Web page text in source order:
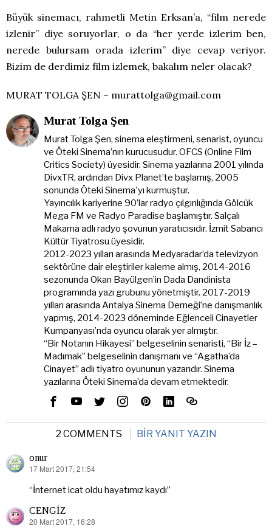
Büyük sinemacı, rahmetli Metin Erksan’a, “film nerede
izlenir” diye soruyorlar, o da “her yerde izlerim ben,
nerede bulursam orada izlerim” diye cevap veriyor.
Bizim de derdimiz film izlemek, bakalım neler olacak?
MURAT TOLGA ŞEN – murattolga@gmail.com
Murat Tolga Şen
Murat Tolga Şen, sinema eleştirmeni, senarist, oyuncu
ve Öteki Sinema’nın kurucusudur. OFCS (Online Film
Critics Society) üyesidir. Sinema yazılarına 2001 yılında
DivxTR, ardından Divx Planet’te başlamış, 2005
sonunda Öteki Sinema'yı kurmuştur.
Yayıncılık kariyerine 90’lar radyo çılgınlığında Gölcük
Mega FM ve Radyo Paradise başlamıştır. Salçalı
Makarna adlı radyo şovunun yaratıcısıdır. İzmit Sabancı
Kültür Tiyatrosu üyesidir.
2012-2023 yılları arasında Medyaradar’da televizyon
sektörüne dair eleştiriler kaleme almış, 2014-2016
sezonunda Okan Bayülgen’in Dada Dandinista
programında yazı grubunu yönetmiştir. 2017-2019
yılları arasında Antalya Sinema Derneği’ne danışmanlık
yapmış, 2014-2023 döneminde Eğlenceli Cinayetler
Kumpanyası’nda oyuncu olarak yer almıştır.
“Bir Notanın Hikayesi” belgeselinin senaristi, “Bir İz –
Madımak” belgeselinin danışmanı ve “Agatha’da
Cinayet” adlı tiyatro oyununun yazarıdır. Sinema
yazılarına Öteki Sinema’da devam etmektedir.
2 COMMENTS BIR YANIT YAZIN
onur
dedi
ki:
17 Mart 2017, 21:54
“İnternet icat oldu hayatımız kaydı”
CENGİZ
dedi
20 Mart 2017, 16:28